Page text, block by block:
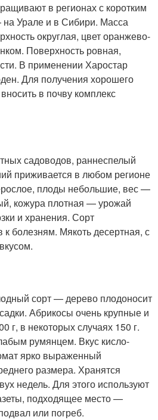
в регионах с коротким
Урале и в Сибири. Масса
округлая, цвет оранжево-
Поверхность ровная,
В применении Харостар
Для получения хорошего
в почву комплекс
садоводов, раннеспелый
приживается в любом регионе
плоды небольшие, вес —
кожура плотная — урожай
и хранения. Сорт
болезням. Мякоть десертная, с
сорт — дерево плодоносит
Абрикосы очень крупные и
г, в некоторых случаях 150 г.
румянцем. Вкус кисло-
ярко выраженный
размера. Хранятся
недель. Для этого используют
подходящее место —
или погреб.